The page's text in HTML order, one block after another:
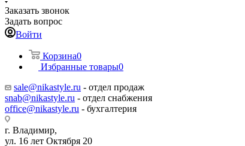
Заказать звонок
Задать вопрос
Войти
Корзина0
Избранные товары0
sale@nikastyle.ru - отдел продаж
snab@nikastyle.ru - отдел снабжения
office@nikastyle.ru - бухгалтерия
г. Владимир,
ул. 16 лет Октября 20